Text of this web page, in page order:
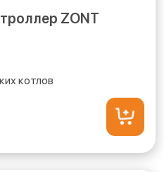
ZONT
котлов